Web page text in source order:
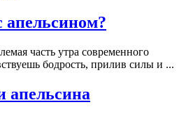
часть утра современного
бодрость, прилив силы и ...
апельсина